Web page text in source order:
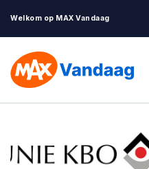
Welkom op MAX Vandaag